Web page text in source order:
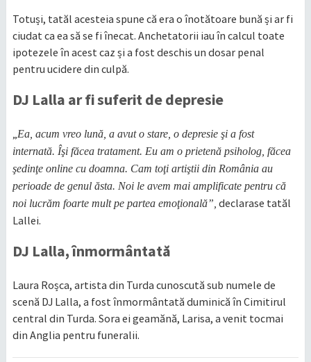
Totuși, tatăl acesteia spune că era o înotătoare bună și ar fi
ciudat ca ea să se fi înecat. Anchetatorii iau în calcul toate
ipotezele în acest caz și a fost deschis un dosar penal
pentru ucidere din culpă.
DJ Lalla ar fi suferit de depresie
Ea, acum vreo lună, a avut o stare, o depresie şi a fost
internată. Îşi făcea tratament. Eu am o prietenă psiholog, făcea
şedinţe online cu doamna. Cam toţi artiştii din România au
perioade de genul ăsta. Noi le avem mai amplificate pentru că
noi lucrăm foarte mult pe partea emoţională”, declarase tatăl
Lallei.
DJ Lalla, înmormântată
Laura Roșca, artista din Turda cunoscută sub numele de
scenă DJ Lalla, a fost înmormântată duminică în Cimitirul
central din Turda. Sora ei geamănă, Larisa, a venit tocmai
din Anglia pentru funeralii.